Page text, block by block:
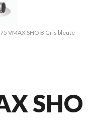
VMAX SHO B Gris bleuté
SHO